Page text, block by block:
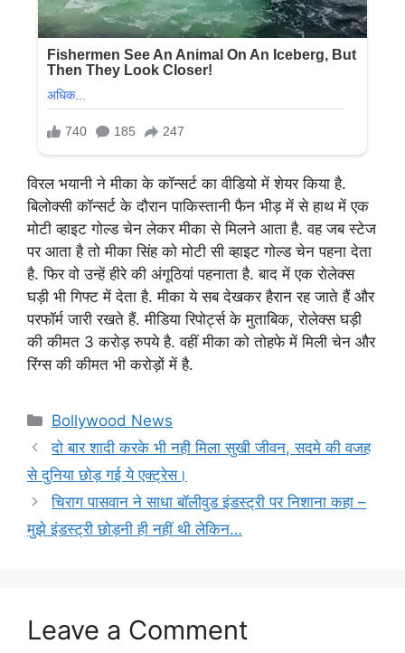
विरल भयानी ने मीका के कॉन्सर्ट का वीडियो में शेयर किया है.
बिलोक्सी कॉन्सर्ट के दौरान पाकिस्तानी फैन भीड़ में से हाथ में एक
मोटी व्हाइट गोल्ड चेन लेकर मीका से मिलने आता है. वह जब स्टेज
पर आता है तो मीका सिंह को मोटी सी व्हाइट गोल्ड चेन पहना देता
है. फिर वो उन्हें हीरे की अंगूठियां पहनाता है. बाद में एक रोलेक्स
घड़ी भी गिफ्ट में देता है. मीका ये सब देखकर हैरान रह जाते हैं और
परफॉर्म जारी रखते हैं. मीडिया रिपोर्ट्स के मुताबिक, रोलेक्स घड़ी
की कीमत 3 करोड़ रुपये है. वहीं मीका को तोहफे में मिली चेन और
रिंग्स की कीमत भी करोड़ों में है.
Categories
Bollywood News
दो बार शादी करके भी नही मिला सुखी जीवन, सदमे की वजह
से दुनिया छोड़ गई ये एक्ट्रेस।
चिराग पासवान ने साधा बॉलीवुड इंडस्ट्री पर निशाना कहा –
मुझे इंडस्ट्री छोड़नी ही नहीं थी लेकिन…
Leave a Comment